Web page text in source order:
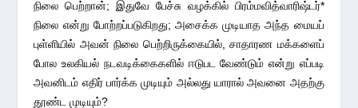
நிலை பெற்றான்; இதுவே பேச்சு வழக்கில் பிரம்மவித்வாரிஷ்டர்*
நிலை என்று போற்றப்படுகிறது; அசைக்க முடியாத அந்த மையப்
புள்ளியில் அவன் நிலை பெற்றிருக்கையில், சாதாரண மக்களைப்
போல உலகியல் நடவடிக்கைகளில் ஈடுபட வேண்டும் என்று எப்படி
அவனிடம் எதிர் பார்க்க முடியும் அல்லது யாரால் அவனை அதற்கு
தூண்ட முடியும்?